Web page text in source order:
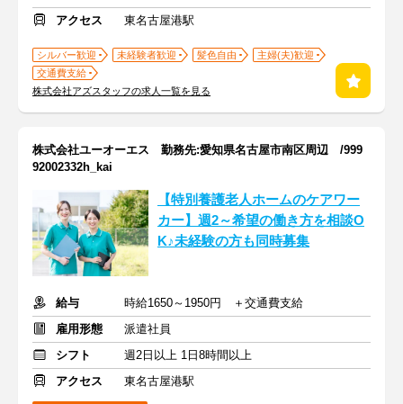
アクセス
東名古屋港駅
シルバー歓迎 未経験者歓迎 髪色自由
主婦(夫)歓迎
交通費支給
株式会社アズスタッフの求人一覧を見る
株式会社ユーオーエス 勤務先:愛知県名古屋市南区周辺 /999
92002332h_kai
【特別養護老人ホームのケアワー
カー】週2～希望の働き方を相談O
K♪未経験の方も同時募集
給与
時給1650～1950円 ＋交通費支給
雇用形態
派遣社員
シフト
週2日以上 1日8時間以上
アクセス
東名古屋港駅